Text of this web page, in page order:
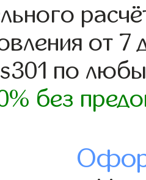
от 7
по
без